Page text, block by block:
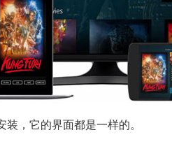
，它的界面都是一样的。